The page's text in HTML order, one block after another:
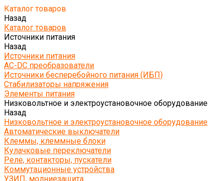
Каталог товаров
Назад
Каталог товаров
Источники питания
Назад
Источники питания
AC-DC преобразователи
Источники бесперебойного питания (ИБП)
Стабилизаторы напряжения
Элементы питания
Низковольтное и электроустановочное оборудование
Назад
Низковольтное и электроустановочное оборудование
Автоматические выключатели
Клеммы, клеммные блоки
Кулачковые переключатели
Реле, контакторы, пускатели
Коммутационные устройства
УЗИП, молниезащита